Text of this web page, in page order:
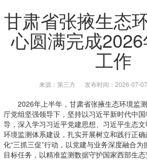
甘肃省张掖生态
心圆满完成
工作
来源：第三方 发布时间：2026-07-
2026年上半年，甘肃省张掖生态环境监测
厅党组坚强领导下，坚持以习近平新时代中
导，深入学习习近平党建思想、习近平生态
环境监测体系建设，扎实开展树立和践行正
化“三抓三促”行动，以党建与业务深度融合
目标任务，以精准监测数据守护国家西部生态